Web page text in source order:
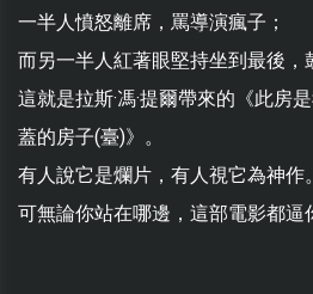
一半人憤怒離席，罵導演瘋子；
而另一半人紅著眼堅持坐到最後，
這就是拉斯·馮·提爾帶來的《此房
蓋的房子(臺)》。
有人說它是爛片，有人視它為神作。
可無論你站在哪邊，這部電影都逼